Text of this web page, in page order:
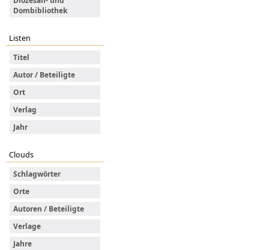
Dombibliothek
Listen
Titel
Autor / Beteiligte
Ort
Verlag
Jahr
Clouds
Schlagwörter
Orte
Autoren / Beteiligte
Verlage
Jahre